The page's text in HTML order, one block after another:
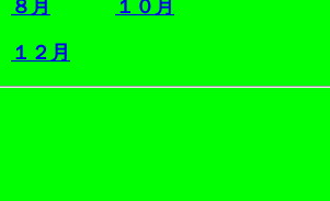
８月 １０月
１２月